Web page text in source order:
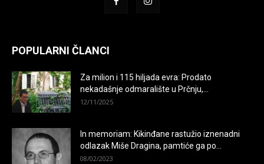
POPULARNI ČLANCI
Za milion i 115 hiljada evra: Prodato
nekadašnje odmaralište u Prčnju,...
12/11/2025
In memoriam: Kikinđane rastužio iznenadni
odlazak Miše Dragina, pamtiće ga po...
08/02/2023